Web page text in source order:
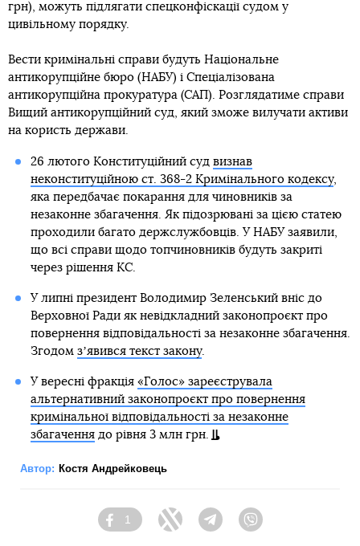
грн), можуть підлягати спецконфіскації судом у
цивільному порядку.
Вести кримінальні справи будуть Національне
антикорупційне бюро (НАБУ) і Спеціалізована
антикорупційна прокуратура (САП). Розглядатиме справи
Вищий антикорупційний суд, який зможе вилучати активи
на користь держави.
26 лютого Конституційний суд визнав
неконституційною ст. 368-2 Кримінального кодексу,
яка передбачає покарання для чиновників за
незаконне збагачення. Як підозрювані за цією статею
проходили багато держслужбовців. У НАБУ заявили,
що всі справи щодо топчиновників будуть закриті
через рішення КС.
У липні президент Володимир Зеленський вніс до
Верховної Ради як невідкладний законопроєкт про
повернення відповідальності за незаконне збагачення.
Згодом зʼявився текст закону.
У вересні фракція «Голос» зареєструвала
альтернативний законопроєкт про повернення
кримінальної відповідальності за незаконне
збагаченнядо рівня 3 млн грн.
Автор: Костя Андрейковець
Facebook
1
Twitter Telegram